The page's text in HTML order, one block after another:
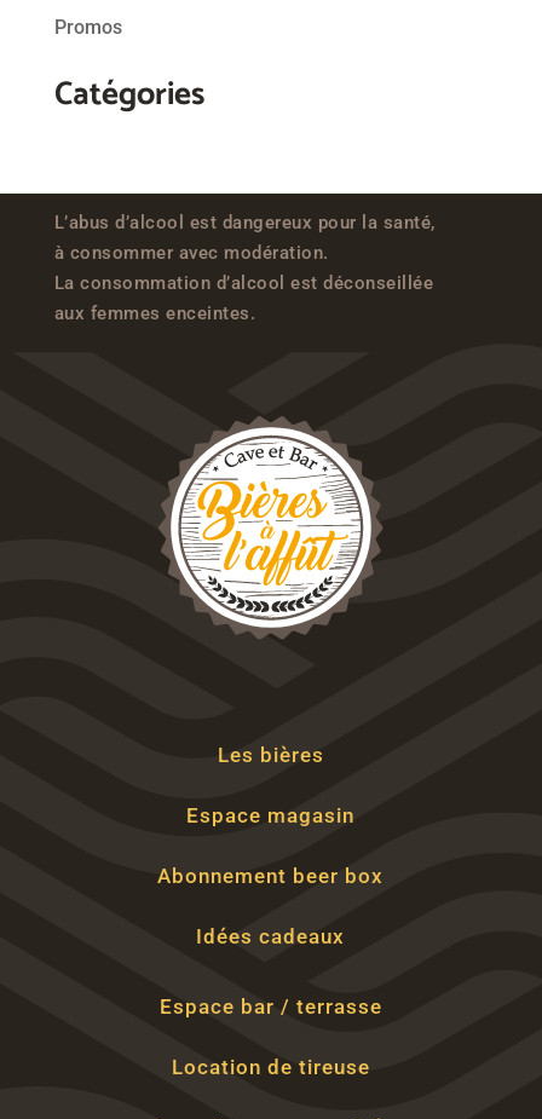
Promos
Catégories
L’abus d’alcool est dangereux pour la santé,
à consommer avec modération.
La consommation d’alcool est déconseillée
aux femmes enceintes.
Les bières
Espace magasin
Abonnement beer box
Idées cadeaux
Espace bar / terrasse
Location de tireuse